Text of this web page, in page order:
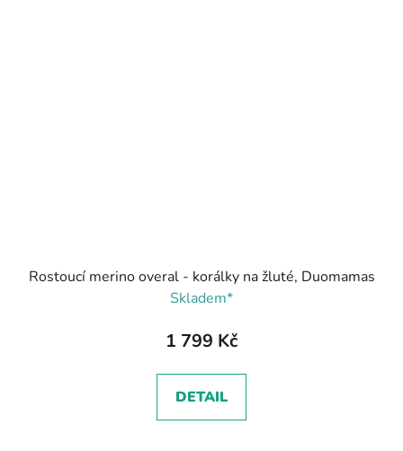
Rostoucí merino overal - korálky na žluté, Duomamas
Skladem*
1 799 Kč
DETAIL